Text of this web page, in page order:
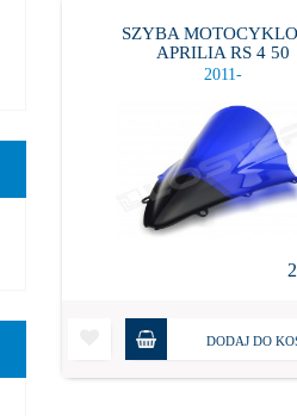
SZYBA
APRILIA RS 4 50
2011-
DODAJ DO